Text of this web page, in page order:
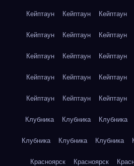
Кейптаун Кейптаун Кейптаун
Кейптаун Кейптаун Кейптаун
Кейптаун Кейптаун Кейптаун
Кейптаун Кейптаун Кейптаун
Кейптаун Кейптаун Кейптаун
Клубника Клубника Клубника
Клубника Клубника Клубника
Красноярск Красноярск